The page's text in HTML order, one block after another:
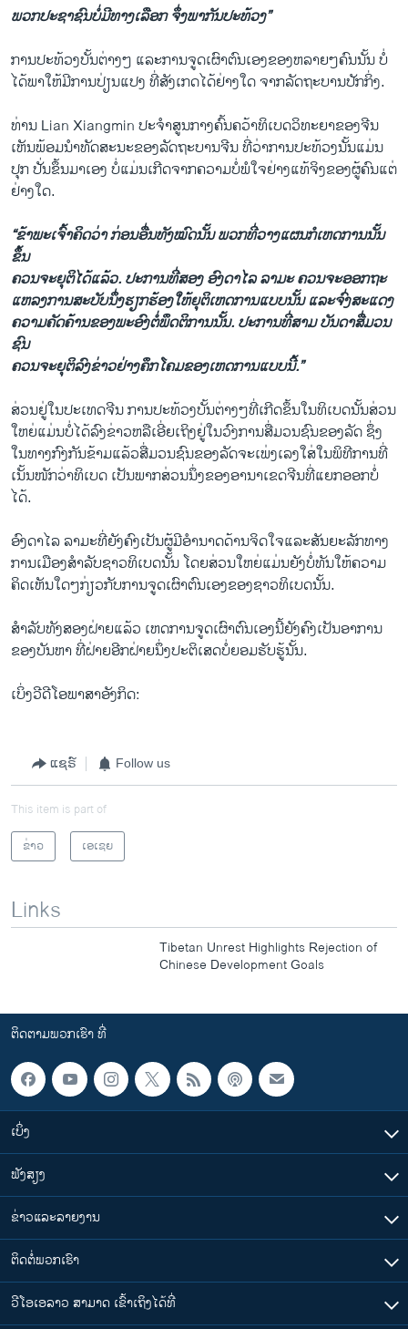
ພວກ​ປະຊາຊົນ​ບໍ່​ມີ​ທາງ​ເລືອກ ຈຶ່ງ​ພາກັນ​ປະ​ທ້ວງ”
ການ​ປະ​ທ້ວງບັ້ນຕ່າງໆ ​ແລະ​ການ​ຈູດ​ເຜົາ​ຕົນ​ເອງ​ຂອງ​ຫລາຍໆ​ຄົນ​ນັ້ນ ບໍ່​
ໄດ້​ພາ​ໃຫ້ມີ​ການ​ປ່ຽນ​ແປງ​ ທີ່​ສັງ​ເກດ​ໄດ້​ຢ່າງ​ໃດ ​ຈາກ​ລັດຖະບານ​ປັກ​ກິ່ງ.
ທ່ານ Lian Xiangmin ປະ​ຈໍາ​ສູນ​ກາງ​ຄົ້ນຄວ້າ​ທິ​ເບ​ດວິ​ທະຍາ​ຂອງ​ຈີນ ​
ເຫັນ​ພ້ອມ​ນໍາ​ທັດສະນະ​ຂອງ​ລັດຖະບານ​ຈີນ ທີ່​ວ່າການ​ປະ​ທ້ວງ​ນັ້ນ​ແມ່ນ​
ປຸກ ປັ່ນ​ຂຶ້ນມາ​ເອງ ບໍ່​ແມ່ນເກີດ​ຈາກ​ຄວາມ​ບໍ່ພໍ​ໃຈຢ່າງ​ແທ້​ຈິງ​ຂອງ​ຜູ້​ຄົນ​ແຕ່​
ຢ່າງ​ໃດ.
“ຂ້າພະ​ເຈົ້າຄິດ​ວ່າ ກ່ອນ​ອື່ນ​ທັງ​ໝົດ​ນັ້ນ ພວກ​ທີ່​ວາງ​ແຜນ​ກໍ​ເຫດການ​ນັ້ນ​
ຂຶ້ນ
ຄວນ​ຈະ​ຍຸຕິ​ໄດ້​ແລ້ວ. ປະການ​ທີ່​ສອງ ອົງ​ດາ​ໄລ ລາ​ມະ ຄວນ​ຈະ​ອອກ​ຖະ
ແຫລ​ງການ​ສະບັບ​ນຶ່ງ​ຮຽກຮ້ອງ​ໃຫ້​ຍຸຕິເຫດການ​ແບບ​ນັ້ນ ​ແລະ​ຈົ່ງ​ສະ​ແດງ
ຄວາມ​ຄັດຄ້ານ​ຂອງ​ພະ​ອົງ​ຕໍ່​ພຶດຕິການ​ນັ້ນ. ປະການ​ທີ່​ສາມ ບັນດາ​ສື່​ມວນ​
ຊົນ​
ຄວນ​ຈະ​ຍຸຕິ​ລົງ​ຂ່າວ​ຢ່າງ​ຄຶກ​ໂຄມ​ຂອງ​ເຫດການ​ແບບ​ນີ້.”
ສ່ວນ​ຢູ່ໃນ​ປະ​ເທດ​ຈີນ ການ​ປະ​ທ້ວງ​ບັ້ນ​ຕ່າງໆ​ທີ່​ເກີດ​ຂຶ້ນ​ໃນ​ທິ​ເບ​ດນັ້ນສ່ວນ
​ໃຫຍ່​ແມ່ນ​ບໍ່​ໄດ້​ລົງ​ຂ່າວ​ຫລື​ເອີ່ຍ​ເຖິງ​ຢູ່​ໃນ​ວົງ​ການ​ສື່​ມ​ວນຊົນ​ຂອງ​ລັດ ຊຶ່ງ
ໃນທາງ​ກົງກັນຂ້າມ​ແລ້ວສື່​ມວນ​ຊົນ​ຂອງ​ລັດຈະ​ເພ່ງ​ເລງ​ໃສ່​ໃນ​ພິທີການ​ທີ່
ເນັ້ນໜັກ​ວ່າ​ທິ​ເບ​ດ ​ເປັນ​ພາກສ່ວນນຶ່ງ​ຂອງ​ອານາ​ເຂດຈີນ​ທີ່​ແຍກ​ອອກ​ບໍ່​
ໄດ້.
ອົງ​ດາ​ໄລ ລາ​ມະ​ທີ່​ຍັງ​ຄົງ​ເປັນ​ຜູ້​ມີ​ອໍານາດ​ດ້ານ​ຈິດ​ໃຈ​ແລະ​ສັນຍະ​ລັກທາງ ​
ການ​ເມືອງ​ສໍາລັບ​ຊາວ​ທິ​ເບ​ດນັ້ນ ​ໂດຍ​ສ່ວນ​ໃຫຍ່​ແມ່ນ​ຍັງ​ບໍ່​ທັນໃຫ້ຄວາມ​
ຄິດ​ເຫັນໃດໆ​ກ່ຽວ​ກັບການ​ຈູດ​ເຜົາ​ຕົນ​ເອງ​ຂອງ​ຊາວ​ທິ​ເບ​ດນັ້ນ.
ສໍາລັບ​ທັງ​ສອງ​ຝ່າຍ​ແລ້ວ ​ເຫດການ​ຈູ​ດ​ເຜົາ​ຕົນ​ເອງນີ້​ຍັງ​ຄົງ​ເປັນ​ອາການ​
ຂອງ​ບັນຫາ ​ທີ່​ຝ່າຍ​ອີກ​ຝ່າຍ​ນຶ່ງ​ປະຕິ​ເສດບໍ່ຍອມ​ຮັບ​ຮູ້​ນັ້ນ.
ເບິ່ງວີດີໂອພາສາອັງກິດ:
ແຊຣ໌ Follow us
This item is part of
ຂ່າວ
ເອເຊຍ
Links
Tibetan Unrest Highlights Rejection of
Chinese Development Goals
ຕິດຕາມພວກເຮົາ ທີ່
ເບິ່ງ
ຟັງສຽງ
ຂ່າວແລະລາຍງານ
ຕິດຕໍ່ພວກເຮົາ
ວີໂອເອລາວ ສາມາດ ເຂົ້າເຖິງໄດ້ທີ່